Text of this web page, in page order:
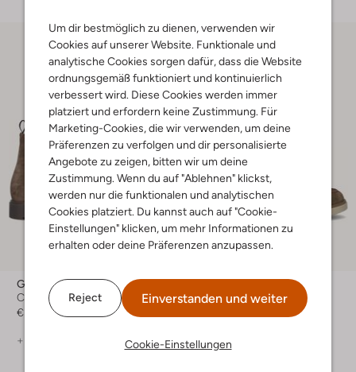
Um dir bestmöglich zu dienen, verwenden wir
Cookies auf unserer Website. Funktionale und
analytische Cookies sorgen dafür, dass die Website
ordnungsgemäß funktioniert und kontinuierlich
verbessert wird. Diese Cookies werden immer
platziert und erfordern keine Zustimmung. Für
Marketing-Cookies, die wir verwenden, um deine
Präferenzen zu verfolgen und dir personalisierte
Angebote zu zeigen, bitten wir um deine
Zustimmung. Wenn du auf "Ablehnen" klickst,
werden nur die funktionalen und analytischen
Cookies platziert. Du kannst auch auf "Cookie-
Einstellungen" klicken, um mehr Informationen zu
erhalten oder deine Präferenzen anzupassen.
Reject Einverstanden und weiter
Cookie-Einstellungen
Giorgio
Chelsea Boots
€ 229,99
+ mehr farben
Schnürboots